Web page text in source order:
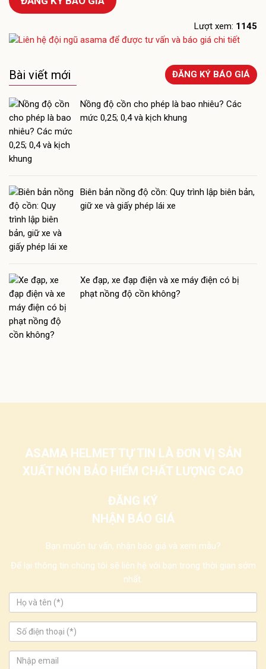
Lượt xem: 1145
Bài viết mới ĐĂNG KÝ BÁO GIÁ
Nồng độ cồn cho phép là bao nhiêu? Các
mức 0,25; 0,4 và kịch khung
Biên bản nồng độ cồn: Quy trình lập biên bản,
giữ xe và giấy phép lái xe
Xe đạp, xe đạp điện và xe máy điện có bị
phạt nồng độ cồn không?
ASAMA HELMET TỰ TIN LÀ ĐƠN VỊ SẢN
XUẤT NÓN BẢO HIỂM CHẤT LƯỢNG CAO
ĐĂNG KÝ
NHẬN BÁO GIÁ
Bạn muốn tư vấn, nhận báo giá và xem mẫu?
Để lại thông tin chúng tôi sẽ liên hệ với bạn trong thời gian sớm
nhất.